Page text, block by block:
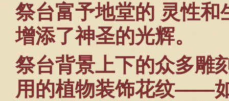
祭台富予地堂的 灵性
增添了神圣的光辉。
祭台背景上下的众多雕
用的植物装饰花纹——